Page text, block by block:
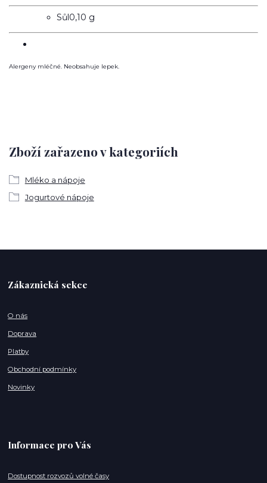
Sůl0,10 g
Alergeny mléčné. Neobsahuje lepek.
Zboží zařazeno v kategoriích
Mléko a nápoje
Jogurtové nápoje
Zákaznická sekce
O nás
Doprava
Platby
Obchodní podmínky
Novinky
Informace pro Vás
Dostupnost rozvozů volné časy